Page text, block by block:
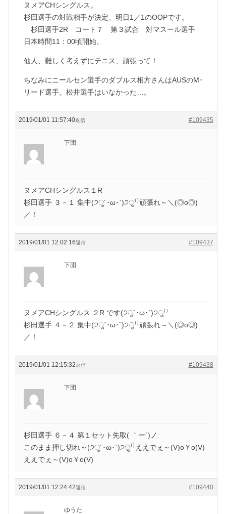
ヌメアCHシングルス。
杉田選手の対戦相手が決定、明日1／1のOOPです。
杉田選手2R コート７ 第３試合 対マスール選手
日本時間11：00頃開始。
仙人、難しく考えずにテニス、頑張って！
ちなみにニールセン選手のダブルス相方さんはAUSのM･
リード選手。松井選手はいなかった…。
2019/01/01 11:57:40 #109435
返信
下団
ヌメアCHシングルス１R
杉田選手 ３－１ 集中(੭ु´･ω･`)੭ु⁾⁾頑張れ～＼(◎o◎)
／！
2019/01/01 12:02:16 #109437
返信
下団
ヌメアCHシングルス ２R です(੭ु´･ω･`)੭ु⁾⁾
杉田選手 ４－２ 集中(੭ु´･ω･`)੭ु⁾⁾頑張れ～＼(◎o◎)
／！
2019/01/01 12:15:32 #109438
返信
下団
杉田選手 ６－４ 第１セット先取( ｀ー´)ノ
このまま押し切れ～(੭ु´･ω･`)੭ु⁾⁾ええでぇ～(V)o￥o(V)
ええでぇ～(V)o￥o(V)
2019/01/01 12:24:42 #109440
返信
ゆうた